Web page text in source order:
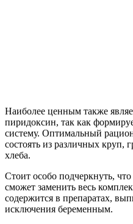
Наиболее ценным также
пиридоксин, так как
систему. Оптимальный
состоять из различных круп,
хлеба.
Стоит особо подчеркнуть,
сможет заменить весь
содержится в препаратах,
исключения беременным.